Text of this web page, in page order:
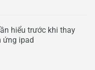
hiểu trước khi thay
ứng ipad